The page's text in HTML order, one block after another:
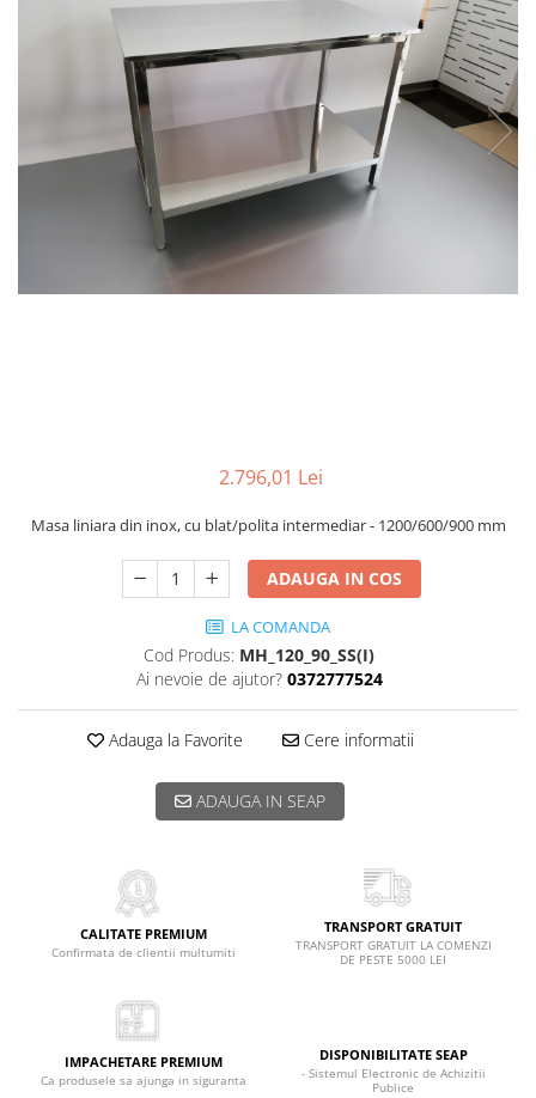
Uscatoare de sticlarie
Ventilatie / Exhaustare
Dulapuri de laborator/Corpuri de
Dulapuri de reactivi
Dulapuri under-bench mobile
Mobilier pentru autolaborator
2.796,01 Lei
Masa liniara din inox, cu blat/polita intermediar - 1200/600/900 mm
ADAUGA IN COS
LA COMANDA
Cod Produs: MH_120_90_SS(I)
Ai nevoie de ajutor? 0372777524
Adauga la Favorite Cere informatii
ADAUGA IN SEAP
CALITATE PREMIUM
Confirmata de clientii multumiti
TRANSPORT GRATUIT
TRANSPORT GRATUIT LA COMENZI
DE PESTE 5000 LEI
IMPACHETARE PREMIUM
Ca produsele sa ajunga in siguranta
DISPONIBILITATE SEAP
- Sistemul Electronic de Achizitii
Publice